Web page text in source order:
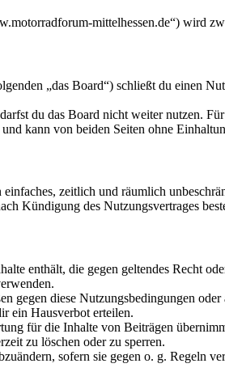
mittelhessen.de“) wird
„das Board“) schließt du einen
du das Board nicht weiter nutzen.
kann von beiden Seiten ohne
zeitlich und räumlich
Kündigung des Nutzungsvertrages
enthält, die gegen geltendes Recht
gegen diese Nutzungsbedingungen
ein Hausverbot erteilen.
für die Inhalte von Beiträgen
zu löschen oder zu sperren.
sofern sie gegen o. g. Regeln